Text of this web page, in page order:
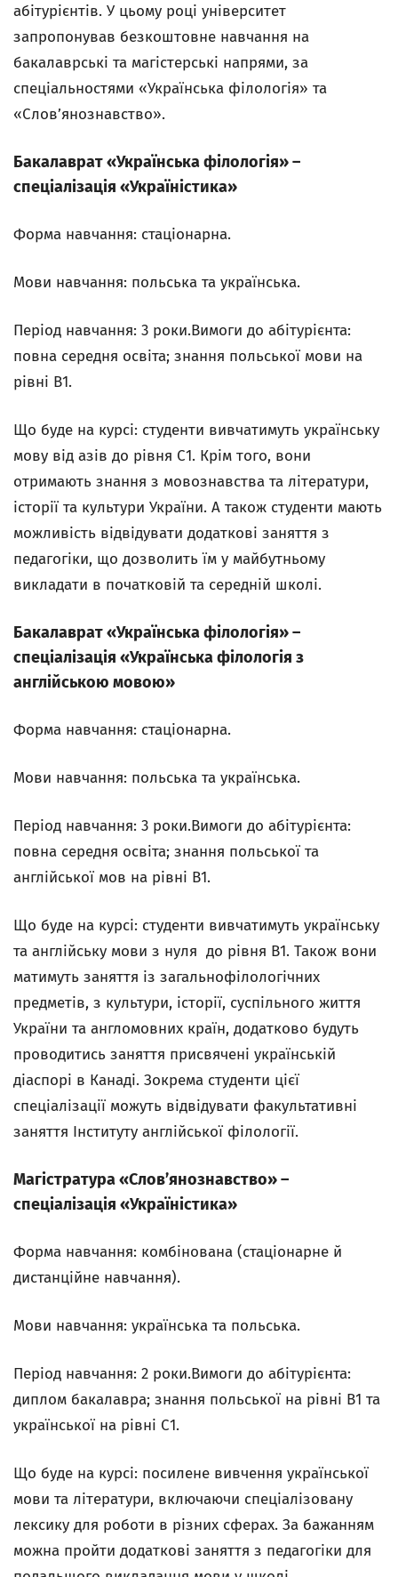
абітурієнтів. У цьому році університет
запропонував безкоштовне навчання на
бакалаврські та магістерські напрями, за
спеціальностями «Українська філологія» та
«Словʼянознавство».
Бакалаврат «Українська філологія» –
спеціалізація «Україністика»
Форма навчання: стаціонарна.
Мови навчання: польська та українська.
Період навчання: 3 роки.Вимоги до абітурієнта:
повна середня освіта; знання польської мови на
рівні В1.
Що буде на курсі: студенти вивчатимуть українську
мову від азів до рівня С1. Крім того, вони
отримають знання з мовознавства та літератури,
історії та культури України. А також студенти мають
можливість відвідувати додаткові заняття з
педагогіки, що дозволить їм у майбутньому
викладати в початковій та середній школі.
Бакалаврат «Українська філологія» –
спеціалізація «Українська філологія з
англійською мовою»
Форма навчання: стаціонарна.
Мови навчання: польська та українська.
Період навчання: 3 роки.Вимоги до абітурієнта:
повна середня освіта; знання польської та
англійської мов на рівні В1.
Що буде на курсі: студенти вивчатимуть українську
та англійську мови з нуля до рівня В1. Також вони
матимуть заняття із загальнофілологічних
предметів, з культури, історії, суспільного життя
України та англомовних країн, додатково будуть
проводитись заняття присвячені українській
діаспорі в Канаді. Зокрема студенти цієї
спеціалізації можуть відвідувати факультативні
заняття Інституту англійської філології.
Магістратура «Словʼянознавство» –
спеціалізація «Україністика»
Форма навчання: комбінована (стаціонарне й
дистанційне навчання).
Мови навчання: українська та польська.
Період навчання: 2 роки.Вимоги до абітурієнта:
диплом бакалавра; знання польської на рівні В1 та
української на рівні С1.
Що буде на курсі: посилене вивчення української
мови та літератури, включаючи спеціалізовану
лексику для роботи в різних сферах. За бажанням
можна пройти додаткові заняття з педагогіки для